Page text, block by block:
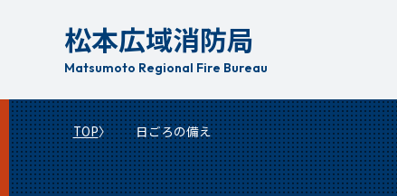
動
松本広域消防局
Matsumoto Regional Fire Bureau
TOP 日ごろの備え